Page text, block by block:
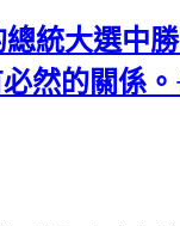
統大選中
然的關係